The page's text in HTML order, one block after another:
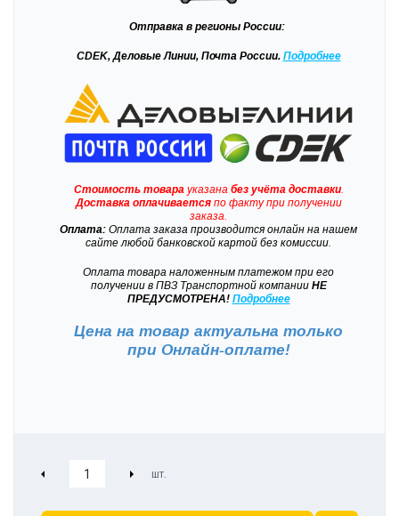
Отправка в регионы России:
CDEK, Деловые Линии, Почта России. Подробнее
Стоимость товарауказана без учёта доставки.
Доставкаоплачиваетсяпо факту при получении
заказа.
Оплата: Оплата заказа производится онлайн на нашем
сайте любой банковской картой без комиссии.
Оплата товара наложенным платежом при его
получении в ПВЗ Транспортной компанииНЕ
ПРЕДУСМОТРЕНА! Подробнее
Цена на товар актуальна только
при Онлайн-оплате!